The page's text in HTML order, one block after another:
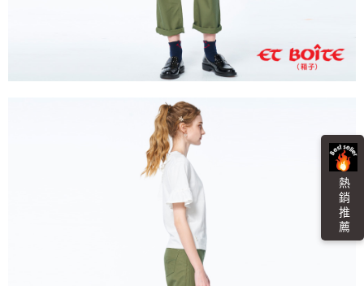
熱 銷 推 薦
２．關於個人資料處理事宜，請瀏覽以下網址：
３．未成年的使用者請事先徵得法定代理人或監護人之同意方可使用
「AFTEE先享後付」，若未經同意申辦者引起之損失，本公司不負相關責
４．使用「AFTEE先享後付」時，將依據個別帳號之用戶狀況，依本公司即
５．嚴禁一人註冊多個帳號或使用他人資訊註冊。若發現惡意使用之情形，
恩沛科技股份有限公司將有權停止該用戶之使用額度並採取法律行動。
每筆NT$80，滿NT$3,000(含以上)免運費
每筆NT$100，滿NT$3,000(含以上)免運費